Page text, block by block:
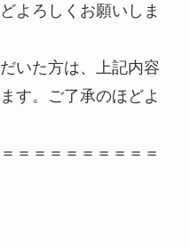
よろしくお願いしま
いた方は、上記内容
す。ご了承のほどよ
＝＝＝＝＝＝＝＝＝